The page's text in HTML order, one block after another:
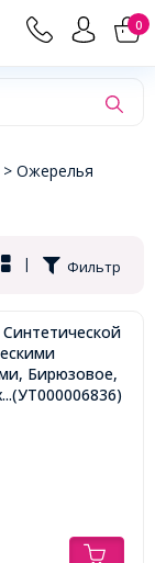
0
×
Ожерелья
Фильтр
|
Бирюзовое,
...(УТ000006836)